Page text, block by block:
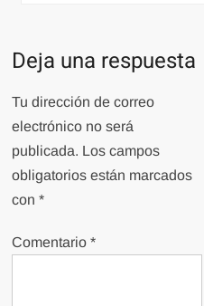
Deja una respuesta
Tu dirección de correo
electrónico no será
publicada. Los campos
obligatorios están marcados
con*
Comentario*